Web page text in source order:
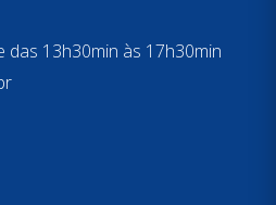
das 13h30min às 17h30min